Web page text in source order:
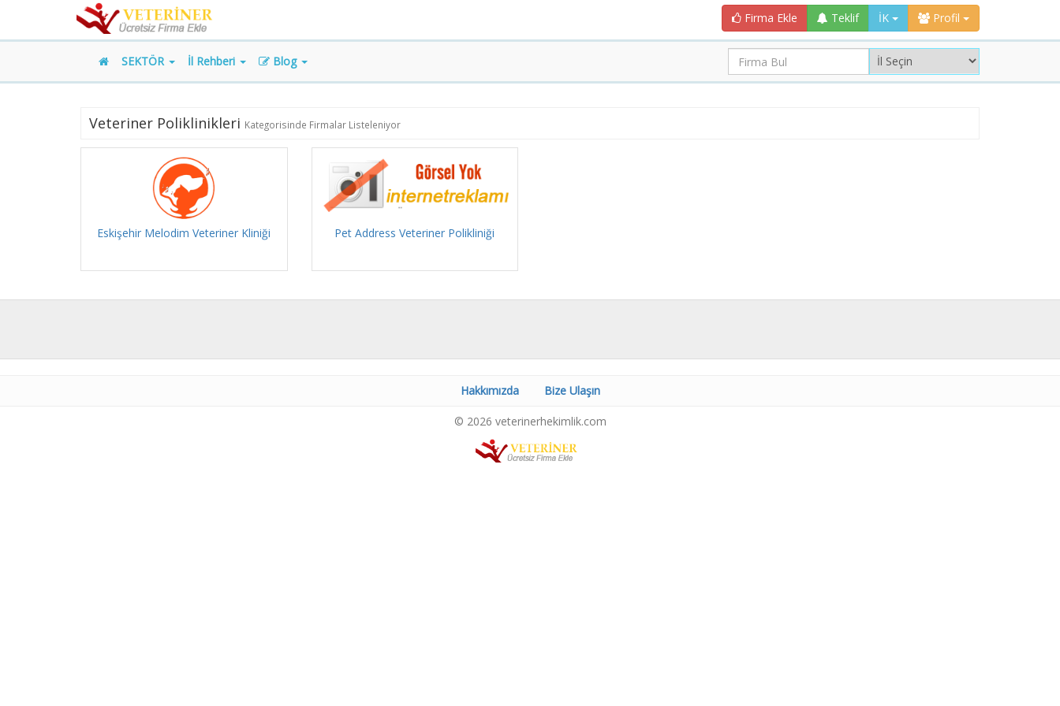
Firma Ekle Teklif İK Profil
SEKTÖR İl Rehberi Blog
Veteriner Poliklinikleri Kategorisinde Firmalar Listeleniyor
Eskişehir Melodim Veteriner Kliniği Pet Address Veteriner Polikliniği
Hakkımızda Bize Ulaşın
© 2026 veterinerhekimlik.com